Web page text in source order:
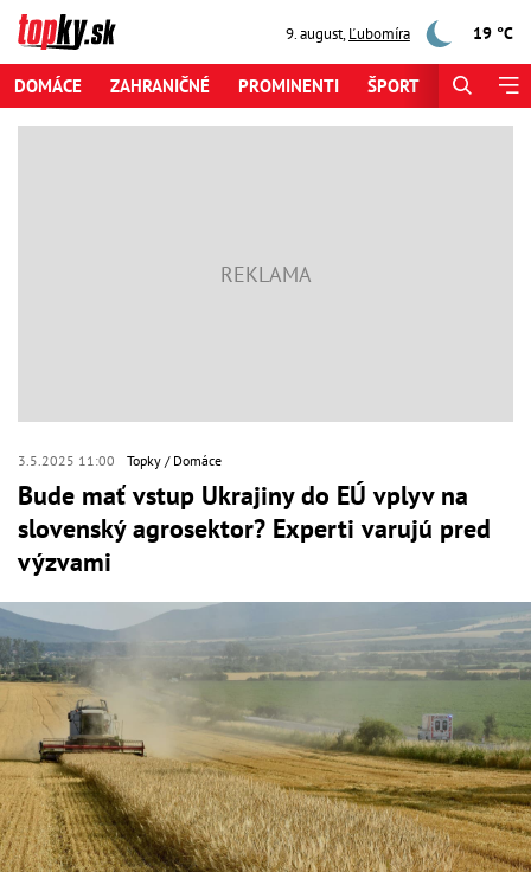
9. august,Ľubomíra 19 °C
DOMÁCE ZAHRANIČNÉ PROMINENTI ŠPORT
3.5.2025 11:00 Topky Domáce
Bude mať vstup Ukrajiny do EÚ vplyv na
slovenský agrosektor? Experti varujú pred
výzvami